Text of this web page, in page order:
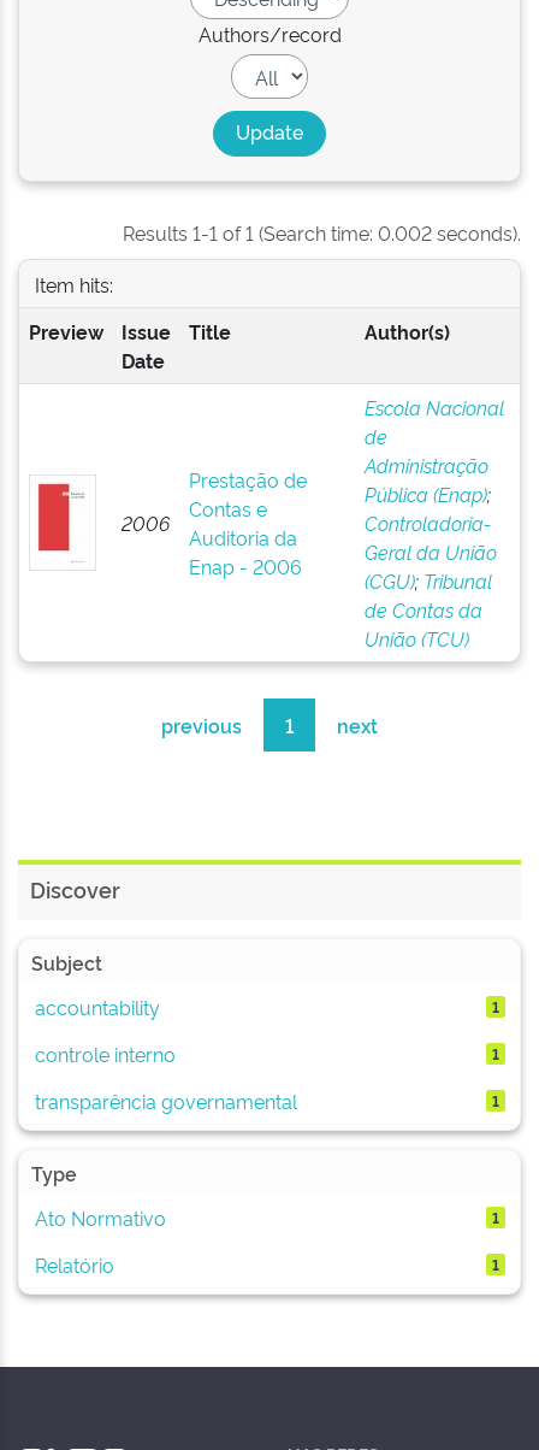
Authors/record
Results 1-1 of 1 (Search time: 0.002 seconds).
Item hits:
Preview
Issue
Date
Title Author(s)
2006
Prestação de
Contas e
Auditoria da
Enap - 2006
Escola Nacional
de
Administração
Pública (Enap);
Controladoria-
Geral da União
(CGU); Tribunal
de Contas da
União (TCU)
previous 1 next
Discover
Subject
accountability
1
controle interno 1
transparência governamental 1
Type
Ato Normativo
1
Relatório 1